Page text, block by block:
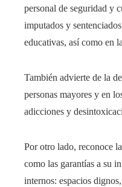
personal de seguridad y
imputados y
educativas, así como en
También advierte de la
personas mayores y en
adicciones y
Por otro lado, reconoce
como las garantías a su
internos: espacios